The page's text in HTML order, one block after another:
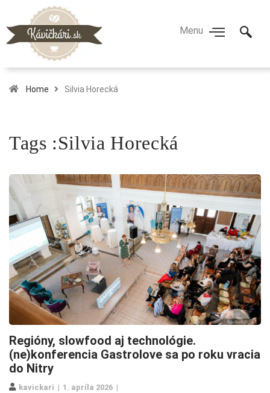
Home Silvia Horecká
Tags :Silvia Horecká
Regióny, slowfood aj technológie.
(ne)konferencia Gastrolove sa po roku vracia
do Nitry
kavickari 1. apríla 2026